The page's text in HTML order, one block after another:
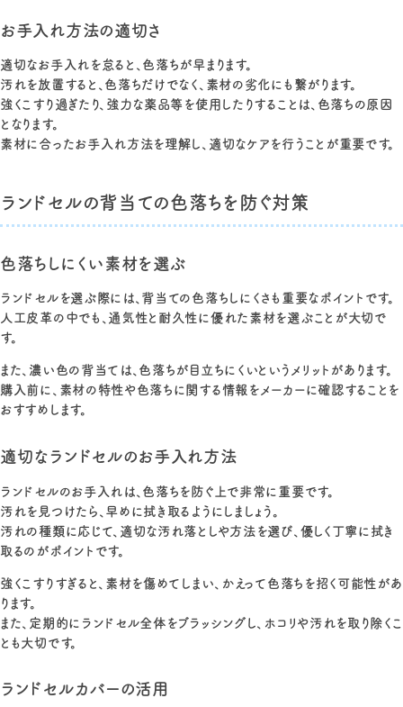
お手入れ方法の適切さ
適切なお手入れを怠ると、色落ちが早まります。
汚れを放置すると、色落ちだけでなく、素材の劣化にも繋がります。
強くこすり過ぎたり、強力な薬品等を使用したりすることは、色落ちの原因
となります。
素材に合ったお手入れ方法を理解し、適切なケアを行うことが重要です。
ランドセルの背当ての色落ちを防ぐ対策
色落ちしにくい素材を選ぶ
ランドセルを選ぶ際には、背当ての色落ちしにくさも重要なポイントです。
人工皮革の中でも、通気性と耐久性に優れた素材を選ぶことが大切で
す。
また、濃い色の背当ては、色落ちが目立ちにくいというメリットがあります。
購入前に、素材の特性や色落ちに関する情報をメーカーに確認することを
おすすめします。
適切なランドセルのお手入れ方法
ランドセルのお手入れは、色落ちを防ぐ上で非常に重要です。
汚れを見つけたら、早めに拭き取るようにしましょう。
汚れの種類に応じて、適切な汚れ落としや方法を選び、優しく丁寧に拭き
取るのがポイントです。
強くこすりすぎると、素材を傷めてしまい、かえって色落ちを招く可能性があ
ります。
また、定期的にランドセル全体をブラッシングし、ホコリや汚れを取り除くこ
とも大切です。
ランドセルカバーの活用